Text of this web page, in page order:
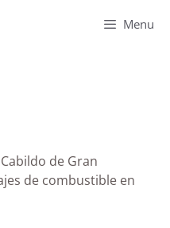
Menu
de Gran
de combustible en